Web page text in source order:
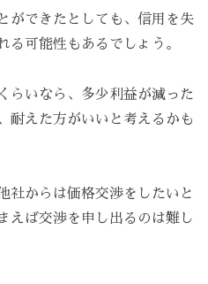
ができたとしても、信用を失
る可能性もあるでしょう。
らいなら、多少利益が減った
耐えた方がいいと考えるかも
社からは価格交渉をしたいと
えば交渉を申し出るのは難し